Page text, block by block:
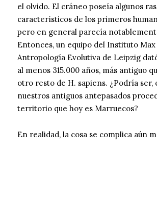
el olvido. El cráneo poseía algunos
característicos de los primeros
pero en general parecía
Entonces, un equipo del Instituto Max
Antropología Evolutiva de Leipzig
al menos 315.000 años, más antiguo
otro resto de H. sapiens. ¿Podría ser,
nuestros antiguos antepasados
territorio que hoy es Marruecos?
En realidad, la cosa se complica aún